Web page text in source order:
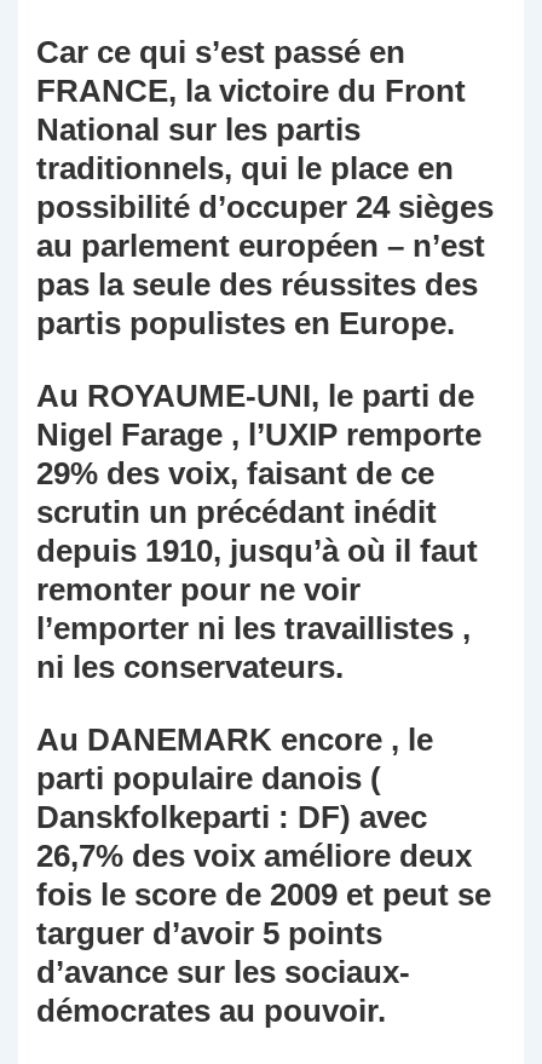
Car ce qui s’est passé en
FRANCE, la victoire du Front
National sur les partis
traditionnels, qui le place en
possibilité d’occuper 24 sièges
au parlement européen – n’est
pas la seule des réussites des
partis populistes en Europe.
Au ROYAUME-UNI, le parti de
Nigel Farage , l’UXIP remporte
29% des voix, faisant de ce
scrutin un précédant inédit
depuis 1910, jusqu’à où il faut
remonter pour ne voir
l’emporter ni les travaillistes ,
ni les conservateurs.
Au DANEMARK encore , le
parti populaire danois (
Danskfolkeparti : DF) avec
26,7% des voix améliore deux
fois le score de 2009 et peut se
targuer d’avoir 5 points
d’avance sur les sociaux-
démocrates au pouvoir.